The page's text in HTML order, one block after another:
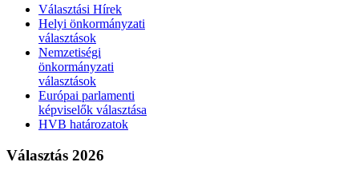
Választási Hírek
Helyi önkormányzati
választások
Nemzetiségi
önkormányzati
választások
Európai parlamenti
képviselők választása
HVB határozatok
Választás 2026